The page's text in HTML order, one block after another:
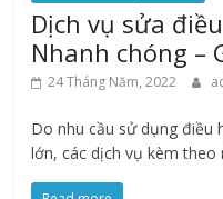
Dịch vụ sửa
Nhanh chóng –
24 Tháng Năm, 2022
Do nhu cầu sử dụng điều
lớn, các dịch vụ kèm theo